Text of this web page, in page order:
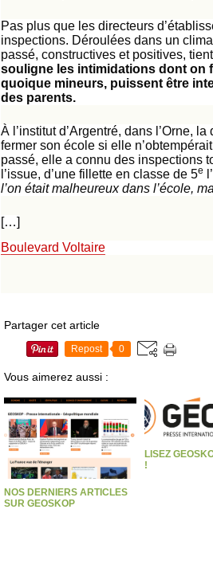
Pas plus que les directeurs
inspections. Déroulées dans un
passé, constructives et positives,
souligne les intimidations dont on
quoique mineurs, puissent être
des parents.
À l’institut d’Argentré, dans l’Orne,
fermer son école si elle
passé, elle a connu des inspections
l’issue, d’une fillette en classe de 5e
l’on était malheureux dans l’école,
[…]
Boulevard Voltaire
Partager cet article
Repost 0
Vous aimerez aussi :
NOS DERNIERS ARTICLES
SUR GEOSKOP
LISEZ
!